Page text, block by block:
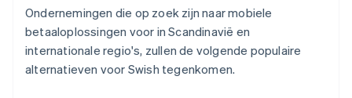
Ondernemingen die op zoek zijn naar mobiele
betaaloplossingen voor in Scandinavië en
internationale regio's, zullen de volgende populaire
alternatieven voor Swish tegenkomen.